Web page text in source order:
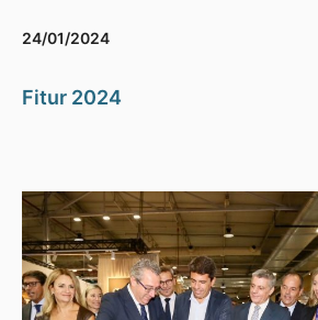
24/01/2024
Fitur 2024